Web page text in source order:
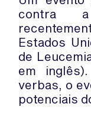
contra a
Estados
de
em
verbas, o
potenciais